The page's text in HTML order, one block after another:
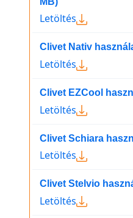
Letöltés
Clivet Nativ
Letöltés
Clivet EZCool
Letöltés
Clivet Schiara
Letöltés
Clivet Stelvio
Letöltés